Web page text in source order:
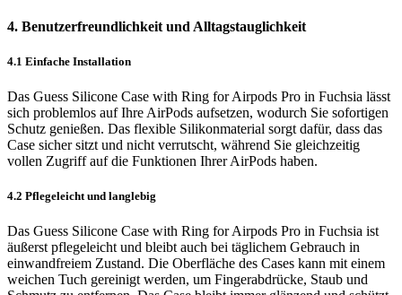
4. Benutzerfreundlichkeit und Alltagstauglichkeit
4.1 Einfache Installation
Das Guess Silicone Case with Ring for Airpods Pro in Fuchsia lässt
sich problemlos auf Ihre AirPods aufsetzen, wodurch Sie sofortigen
Schutz genießen. Das flexible Silikonmaterial sorgt dafür, dass das
Case sicher sitzt und nicht verrutscht, während Sie gleichzeitig
vollen Zugriff auf die Funktionen Ihrer AirPods haben.
4.2 Pflegeleicht und langlebig
Das Guess Silicone Case with Ring for Airpods Pro in Fuchsia ist
äußerst pflegeleicht und bleibt auch bei täglichem Gebrauch in
einwandfreiem Zustand. Die Oberfläche des Cases kann mit einem
weichen Tuch gereinigt werden, um Fingerabdrücke, Staub und